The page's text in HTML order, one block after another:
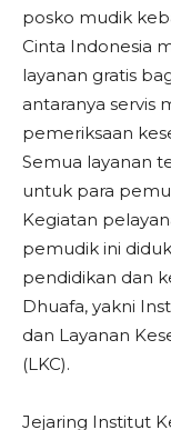
posko mudik
Cinta Indonesia
layanan gratis
antaranya servis
pemeriksaan
Semua layanan
untuk para
Kegiatan
pemudik ini
pendidikan dan
Dhuafa, yakni
dan Layanan
(LKC).
Jejaring Institut